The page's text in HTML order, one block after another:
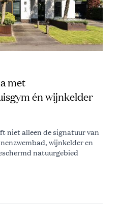
met
én wijnkelder
niet alleen de signatuur van
wijnkelder en
natuurgebied